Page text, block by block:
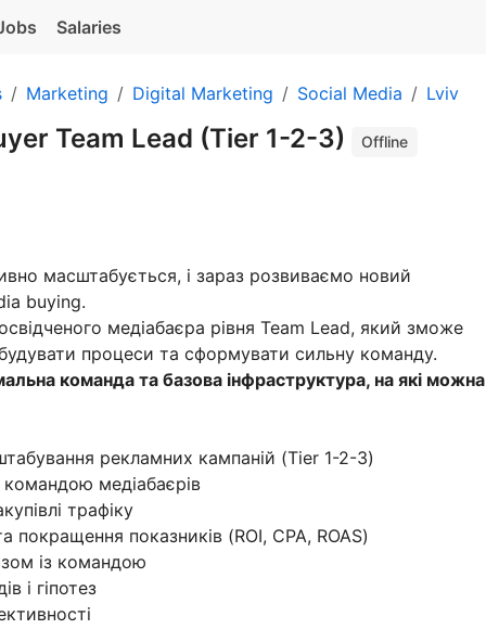
Salaries
Marketing Digital Marketing Social Media Lviv
Team Lead (Tier 1-2-3)
Offline
масштабується, і зараз розвиваємо новий
buying.
медіабаєра рівня Team Lead, який зможе
процеси та сформувати сильну команду.
команда та базова інфраструктура, на які можна
рекламних кампаній (Tier 1-2-3)
медіабаєрів
трафіку
покращення показників (ROI, CPA, ROAS)
із командою
і гіпотез